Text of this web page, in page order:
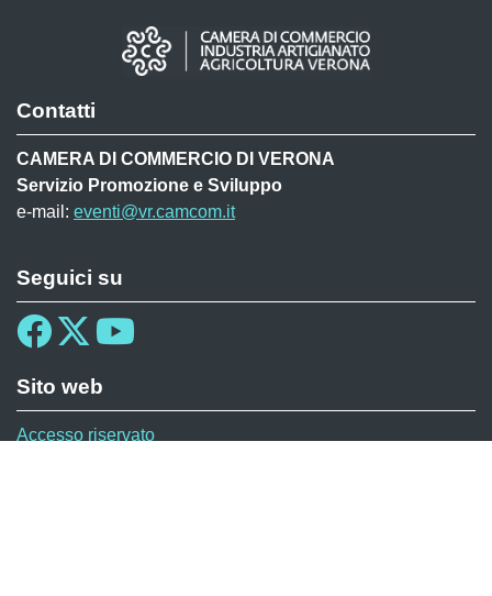
Contatti
CAMERA DI COMMERCIO DI VERONA
Servizio Promozione e Sviluppo
e-mail: eventi@vr.camcom.it
Seguici su
Sito web
Accesso riservato